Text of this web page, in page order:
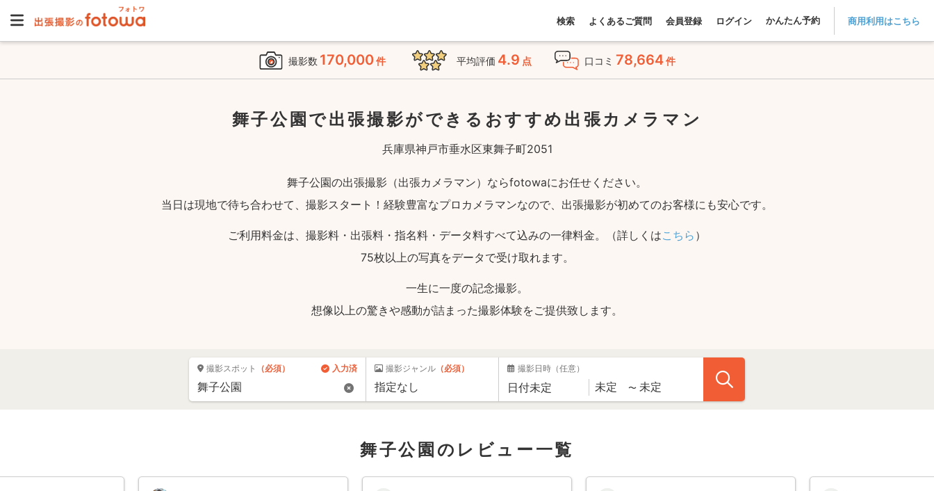
検索 よくあるご質問 会員登録 ログイン かんたん予約 商用利用はこちら
撮影数 170,000件 平均評価 4.9 点 口コミ 78,664件
舞子公園で出張撮影ができる おすすめ出張カメラマン
兵庫県神戸市垂水区東舞子町2051
舞子公園の出張撮影（出張カメラマン）ならfotowaにお任せください。
当日は現地で待ち合わせて、撮影スタート！経験豊富なプロカメラマンなので、出張撮影が初めてのお客様にも安心です。
ご利用料金は、撮影料・出張料・指名料・データ料すべて込みの一律料金。（詳しくはこちら ）
75枚以上の写真をデータで受け取れます。
一生に一度の記念撮影。
想像以上の驚きや感動が詰まった撮影体験をご提供致します。
撮影スポット （必須） 入力済 撮影ジャンル （必須） 撮影日時 （任意）
舞子公園のレビュー一覧